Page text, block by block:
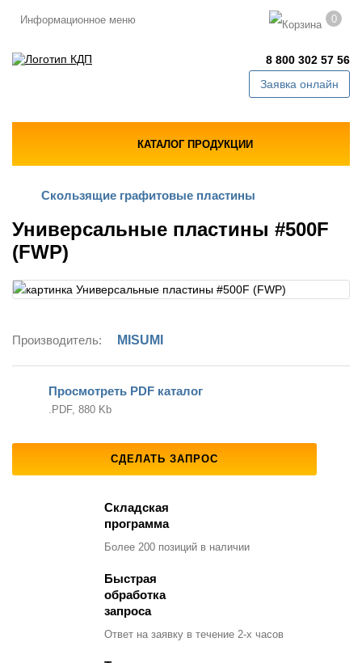
Информационное меню 0
8 800 302 57 56
Заявка онлайн
КАТАЛОГ ПРОДУКЦИИ
Скользящие графитовые пластины
Универсальные пластины #500F
(FWP)
Производитель: MISUMI
Просмотреть PDF каталог
.PDF, 880 Kb
СДЕЛАТЬ ЗАПРОС
Складская
программа
Более 200 позиций в наличии
Быстрая
обработка
запроса
Ответ на заявку в течение 2-х часов